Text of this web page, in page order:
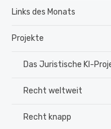
Links des Monats
Projekte
Das Juristische KI-
Recht weltweit
Recht knapp